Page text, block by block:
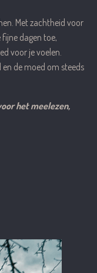
Met zachtheid voor
fijne dagen toe,
voor je voelen.
de moed om steeds
het meelezen,